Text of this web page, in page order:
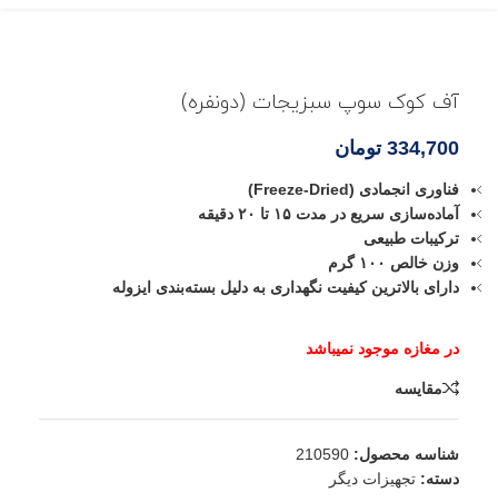
آف کوک سوپ سبزیجات (دونفره)
334,700 تومان
فناوری انجمادی (Freeze-Dried)
آماده‌سازی سریع در مدت ۱۵ تا ۲۰ دقیقه
ترکیبات طبیعی
وزن خالص ۱۰۰ گرم
دارای بالاترین کیفیت نگهداری به دلیل بسته‌بندی ایزوله
مقایسه
شناسه محصول: 210590
دسته: تجهیزات دیگر